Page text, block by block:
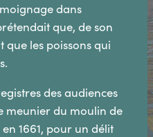
dans
que, de son
que les poissons qui
des audiences
meunier du moulin de
1661, pour un délit